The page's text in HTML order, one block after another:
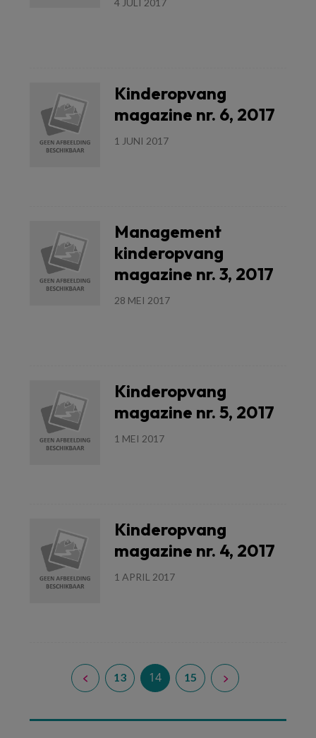
4 JULI 2017
Kinderopvang
magazine nr. 6, 2017
1 JUNI 2017
Management
kinderopvang
magazine nr. 3, 2017
28 MEI 2017
Kinderopvang
magazine nr. 5, 2017
1 MEI 2017
Kinderopvang
magazine nr. 4, 2017
1 APRIL 2017
13 14 15